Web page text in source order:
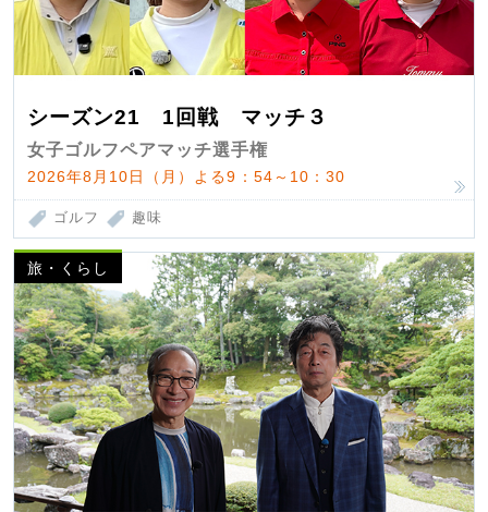
シーズン21 1回戦 マッチ３
女子ゴルフペアマッチ選手権
2026年8月10日（月）よる9：54～10：30
ゴルフ 趣味
旅・くらし